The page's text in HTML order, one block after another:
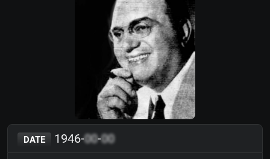
DATE 1946-00-00